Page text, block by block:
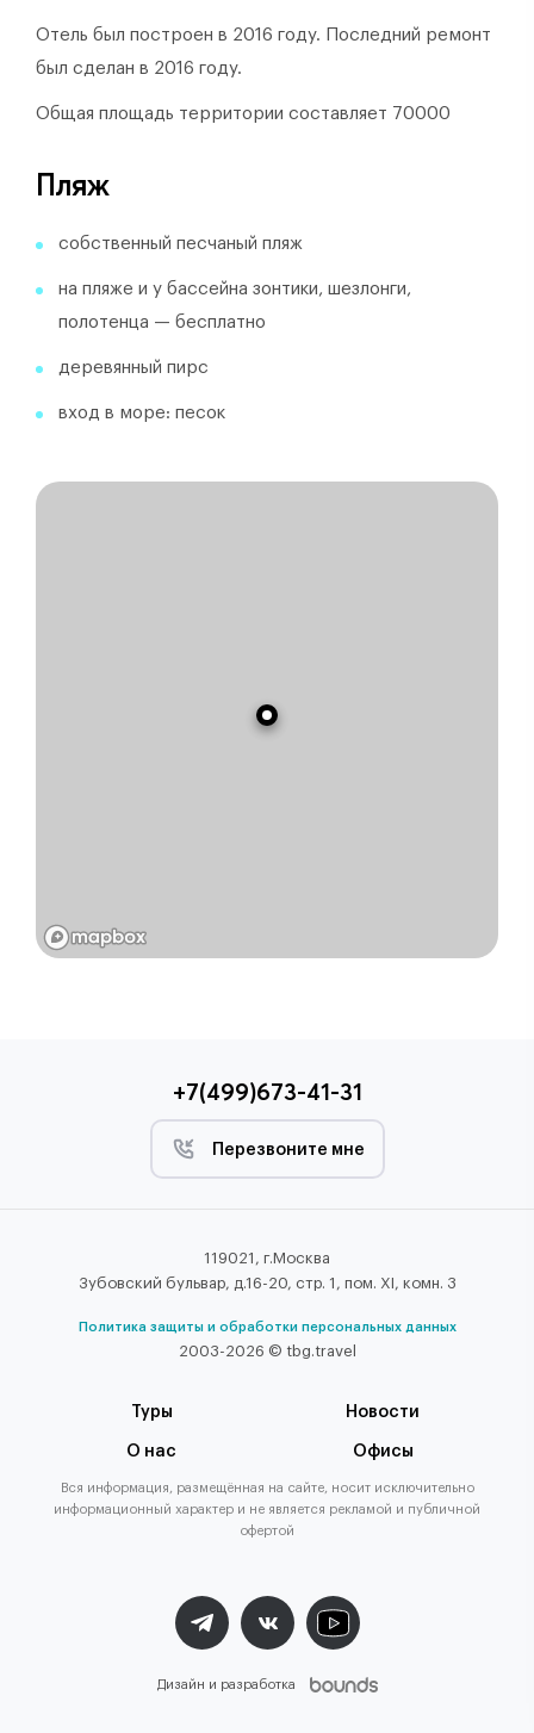
Отель был построен в 2016 году. Последний ремонт
был сделан в 2016 году.
Общая площадь территории составляет 70000
Пляж
собственный песчаный пляж
на пляже и у бассейна зонтики, шезлонги,
полотенца — бесплатно
деревянный пирс
вход в море: песок
+7(499)673-41-31
Перезвоните мне
119021, г.Москва
Зубовский бульвар, д.16-20, стр. 1, пом. XI, комн. 3
Политика защиты и обработки персональных данных
2003-2026 © tbg.travel
Туры Новости
О нас Офисы
Вся информация, размещённая на сайте, носит исключительно
информационный характер и не является рекламой и публичной
офертой
Дизайн и разработка